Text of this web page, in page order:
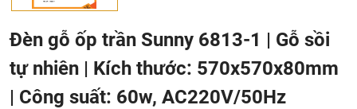
Đèn gỗ ốp trần Sunny 6813-1 | Gỗ sồi
tự nhiên | Kích thước: 570x570x80mm
| Công suất: 60w, AC220V/50Hz